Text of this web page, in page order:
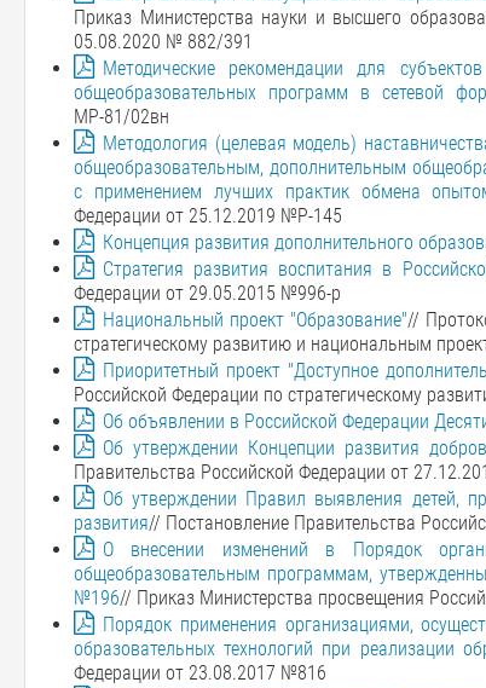
Приказ Министерства науки и высшего
05.08.2020 № 882/391
Методические рекомендации для
общеобразовательных программ в сетевой
МР-81/02вн
Методология (целевая модель)
общеобразовательным, дополнительным
с применением лучших практик обмена
Федерации от 25.12.2019 №Р-145
Концепция развития дополнительного
Стратегия развития воспитания в
Федерации от 29.05.2015 №996-р
Национальный проект "Образование"//
стратегическому развитию и национальным
Приоритетный проект "Доступное
Российской Федерации по стратегическому
Об объявлении в Российской Федерации
Об утверждении Концепции развития
Правительства Российской Федерации от
Об утверждении Правил выявления детей,
развития// Постановление Правительства
О внесении изменений в Порядок
общеобразовательным программам,
№196// Приказ Министерства просвещения
Порядок применения организациями,
образовательных технологий при реализации
Федерации от 23.08.2017 №816